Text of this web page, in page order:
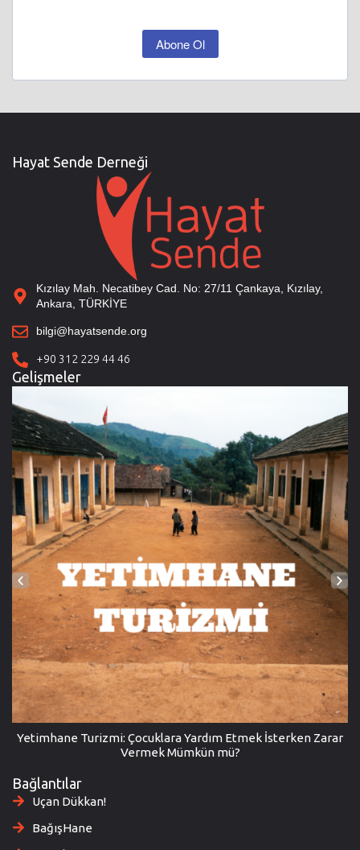
Abone Ol
Hayat Sende Derneği
Kızılay Mah. Necatibey Cad. No: 27/11 Çankaya, Kızılay,
Ankara, TÜRKİYE
bilgi@hayatsende.org
+90 312 229 44 46
Gelişmeler
Yetimhane Turizmi: Çocuklara Yardım Etmek İsterken Zarar
Vermek Mümkün mü?
Bağlantılar
Uçan Dükkan!
BağışHane